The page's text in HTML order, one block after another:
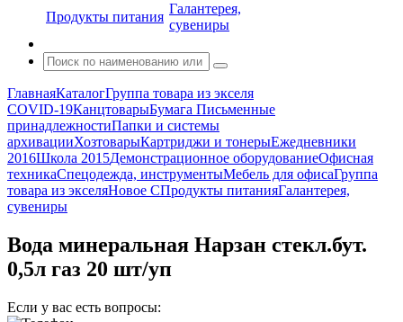
Продукты питания
Галантерея,
сувениры
ГлавнаяКаталогГруппа товара из экселя
COVID-19КанцтоварыБумага Письменные
принадлежностиПапки и системы
архивацииХозтоварыКартриджи и тонерыЕжедневники
2016Школа 2015Демонстрационное оборудованиеОфисная
техникаСпецодежда, инструментыМебель для офисаГруппа
товара из экселяНовое СПродукты питанияГалантерея,
сувениры
Вода минеральная Нарзан стекл.бут.
0,5л газ 20 шт/уп
Если у вас есть вопросы: